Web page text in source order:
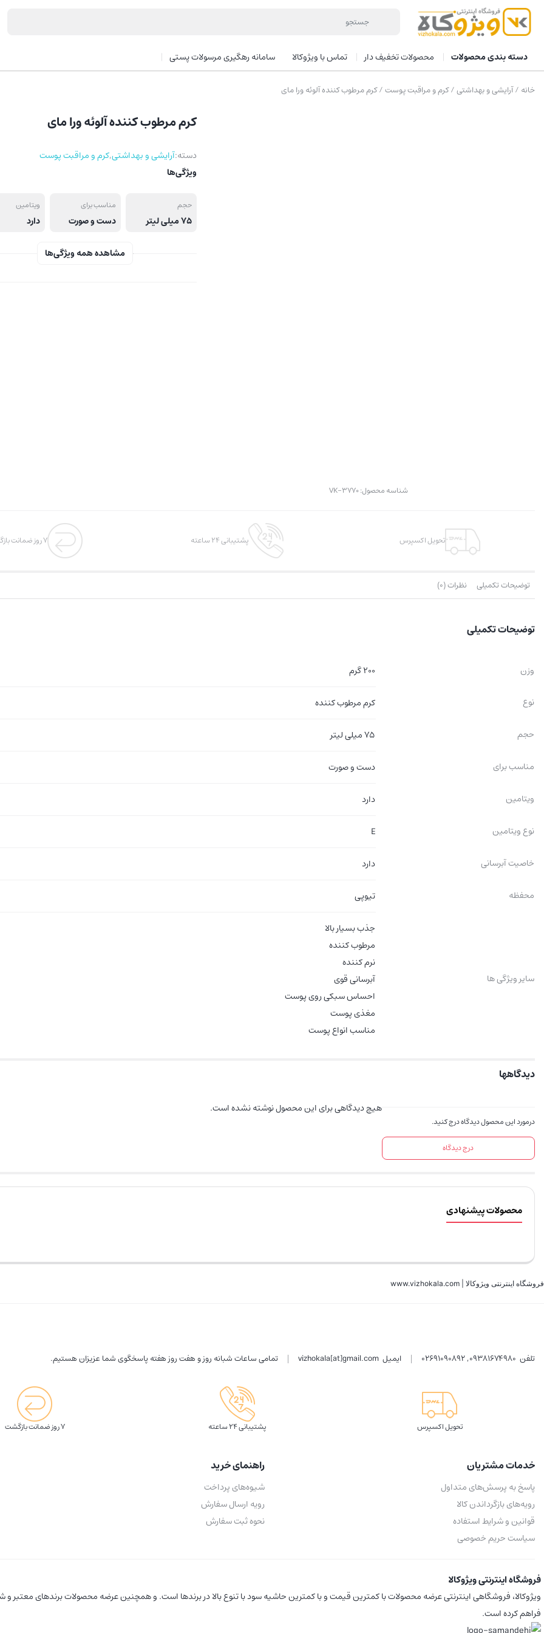
دسته بندی محصولات محصولات تخفیف دار تماس با ویژوکالا سامانه رهگیری مرسولات پستی
خانه /آرایشی و بهداشتی/کرم و مراقبت پوست/ کرم مرطوب کننده آلوئه ورا مای
شناسه محصول:VK-3770
کرم مرطوب کننده آلوئه ورا مای
دسته:آرایشی و بهداشتی,کرم و مراقبت پوست
ویژگی‌ها
حجم
75 میلی لیتر
مناسب برای
دست و صورت
ویتامین
دارد
مشاهده همه ویژگی‌ها
تحویل اکسپرس پشتیبانی 24 ساعته 7 روز ضمانت بازگشت
توضیحات تکمیلی نظرات (0)
توضیحات تکمیلی
وزن 200 گرم
نوع کرم مرطوب کننده
حجم 75 میلی لیتر
مناسب برای دست و صورت
ویتامین دارد
نوع ویتامین E
خاصیت آبرسانی دارد
محفظه تیوپی
سایر ویژگی ها
جذب بسیار بالا
مرطوب کننده
نرم کننده
آبرسانی قوی
احساس سبکی روی پوست
مغذی پوست
مناسب انواع پوست
دیدگاهها
درمورد این محصول دیدگاه درج کنید.
درج دیدگاه
هیچ دیدگاهی برای این محصول نوشته نشده است.
محصولات پیشنهادی
فروشگاه اینترنتی ویژوکالا | www.vizhokala.com
تلفن 09381674980
,
02691090892 ایمیل vizhokala[at]gmail.com تمامی ساعات شبانه روز و هفت روز هفته پاسخگوی شما عزیزان هستیم.
تحویل اکسپرس پشتیبانی 24 ساعته 7 روز ضمانت بازگشت
خدمات مشتریان
پاسخ به پرسش‌های متداول
رویه‌های بازگرداندن کالا
قوانین و شرایط استفاده
سیاست حریم خصوصی
راهنمای خرید
شیوه‌های پرداخت
رویه ارسال سفارش
نحوه ثبت سفارش
فروشگاه اینترنتی ویژوکالا
ویژوکالا، فروشگاهی اینترنتی عرضه محصولات با کمترین قیمت و با کمترین حاشیه سود با تنوع بالا در برندها است. و همچنین عرضه محصولات برندهای معتبر و
فراهم کرده است.